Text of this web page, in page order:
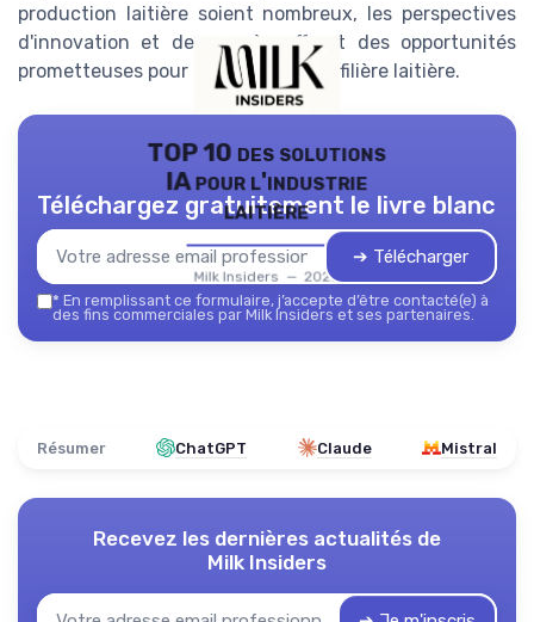
production laitière soient nombreux, les perspectives
d'innovation et de progrès offrent des opportunités
prometteuses pour l'ensemble de la filière laitière.
TOP 10 des solutions
IA pour l'industrie
laitière
Milk Insiders — 2026
Téléchargez gratuitement le livre blanc
➔ Télécharger
* En remplissant ce formulaire, j’accepte d’être contacté(e) à
des fins commerciales par Milk Insiders et ses partenaires.
Résumer ChatGPT Claude Mistral
Recevez les dernières actualités de
Milk Insiders